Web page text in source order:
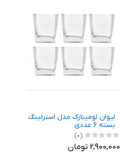
لیوان لومینارک مدل استرلینگ
بسته 6 عددی
(0)
2,900,000 تومان